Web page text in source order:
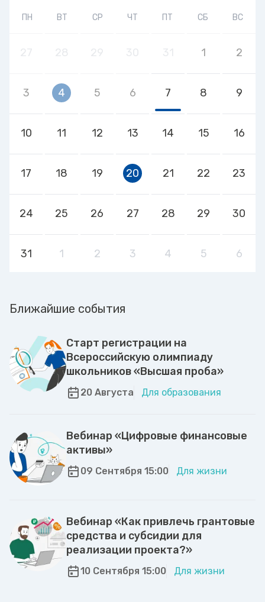
ПН ВТ СР ЧТ ПТ СБ ВС
1 2
3 4 5 6 7 8 9
10 11 12 13 14 15 16
17 18 19 20 21 22 23
24 25 26 27 28 29 30
31 1 2 3 4 5 6
Ближайшие события
Старт регистрации на
Всероссийскую олимпиаду
школьников «Высшая проба»
20 Августа Для образования
Вебинар «Цифровые финансовые
активы»
09 Сентября 15:00 Для жизни
Вебинар «Как привлечь грантовые
средства и субсидии для
реализации проекта?»
10 Сентября 15:00 Для жизни